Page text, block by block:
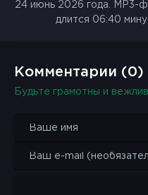
24 июнь 2026 года. MP3-
длится 06:40
Комментарии (0)
Будьте грамотны и